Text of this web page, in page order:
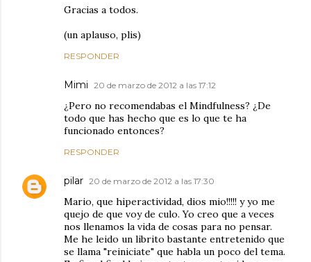
Gracias a todos.
(un aplauso, plis)
RESPONDER
Mimi 20 de marzo de 2012 a las 17:12
¿Pero no recomendabas el Mindfulness? ¿De
todo que has hecho que es lo que te ha
funcionado entonces?
RESPONDER
pilar 20 de marzo de 2012 a las 17:30
Mario, que hiperactividad, dios mio!!!!! y yo me
quejo de que voy de culo. Yo creo que a veces
nos llenamos la vida de cosas para no pensar.
Me he leido un librito bastante entretenido que
se llama "reiniciate" que habla un poco del tema.